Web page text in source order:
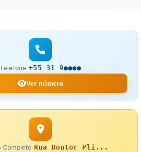
Telefone +55 31 9●●●●
Ver número
Completo Rua Doutor Plí...